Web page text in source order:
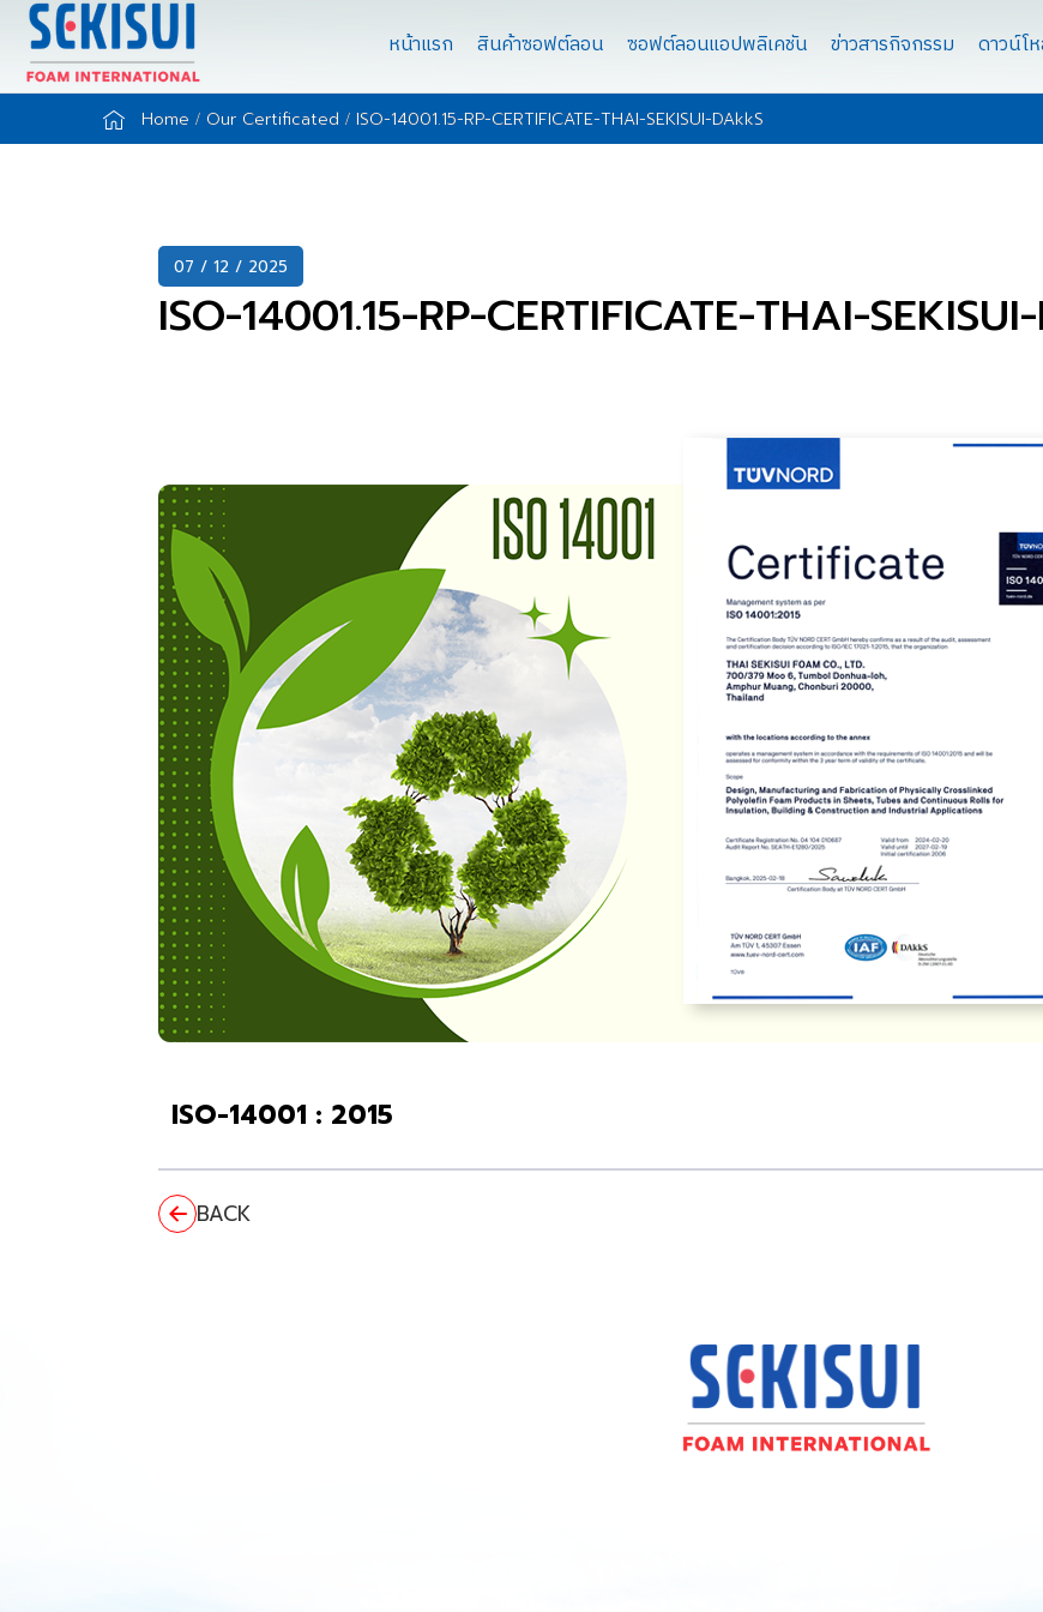
หน้าแรก สินค้าซอฟต์ลอน ซอฟต์ลอนแอปพลิเคชัน ข่าวสารกิจกรรม ดาวน์โ
Home Our Certificated ISO-14001.15-RP-CERTIFICATE-THAI-SEKISUI-DAkkS
07 / 12 / 2025
ISO-14001.15-RP-CERTIFICATE-THAI-
ISO-14001 : 2015
BACK